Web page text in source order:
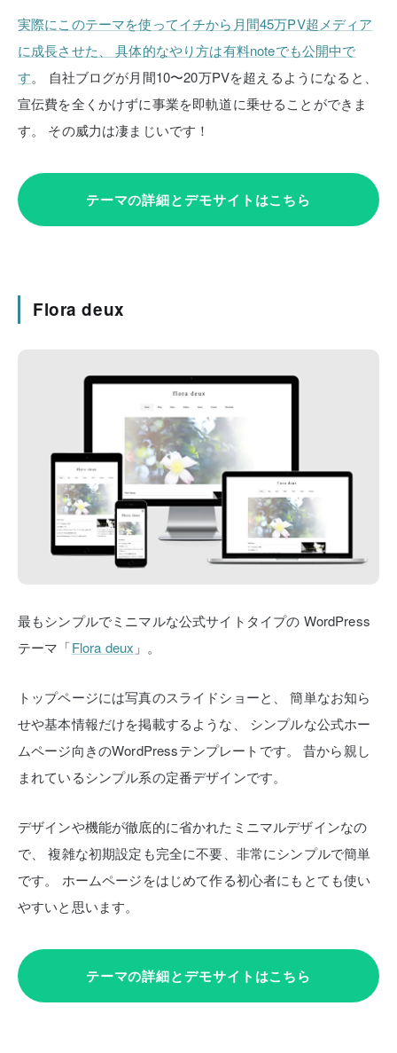
実際にこのテーマを使ってイチから月間45万PV超メディア
に成長させた、
具体的なやり方は有料noteでも公開中で
す。
自社ブログが月間10〜20万PVを超えるようになると、
宣伝費を全くかけずに事業を即軌道に乗せることができま
す。
その威力は凄まじいです！
テーマの詳細とデモサイトはこちら
Flora deux
最もシンプルでミニマルな公式サイトタイプの WordPress
テーマ「Flora deux 」。
トップページには写真のスライドショーと、
簡単なお知ら
せや基本情報だけを掲載するような、
シンプルな公式ホー
ムページ向きのWordPressテンプレートです。
昔から親し
まれているシンプル系の定番デザインです。
デザインや機能が徹底的に省かれたミニマルデザインなの
で、
複雑な初期設定も完全に不要、非常にシンプルで簡単
です。
ホームページをはじめて作る初心者にもとても使い
やすいと思います。
テーマの詳細とデモサイトはこちら